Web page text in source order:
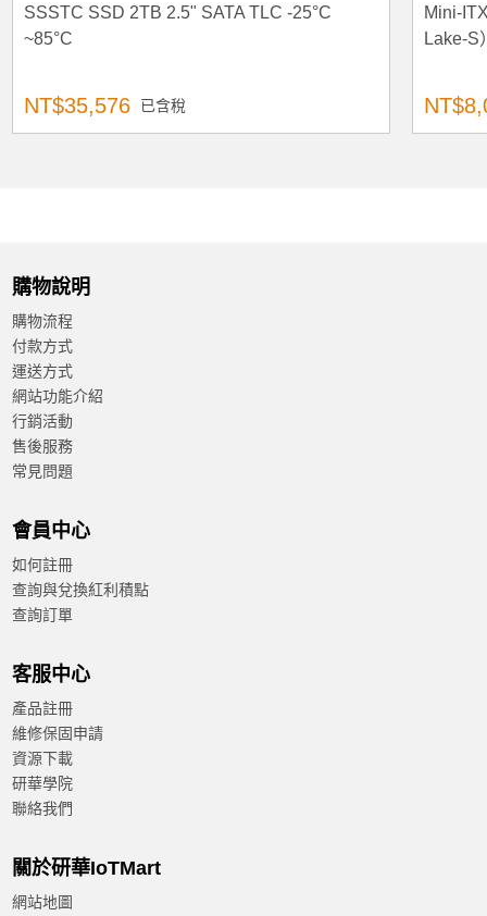
SSSTC SSD 2TB 2.5" SATA TLC -25°C
~85°C
NT$35,576 已含稅
Mini-
Lake-S
購物說明
購物流程
付款方式
運送方式
網站功能介紹
行銷活動
售後服務
常見問題
會員中心
如何註冊
查詢與兌換紅利積點
查詢訂單
客服中心
產品註冊
維修保固申請
資源下載
研華學院
聯絡我們
關於研華IoTMart
網站地圖